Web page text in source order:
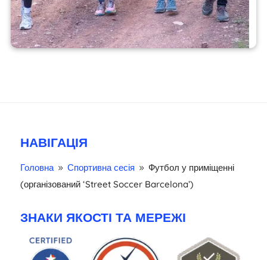
НАВІГАЦІЯ
Головна 9 Спортивна сесія 9 Футбол у приміщенні
(організований ‘Street Soccer Barcelona’)
ЗНАКИ ЯКОСТІ ТА МЕРЕЖІ